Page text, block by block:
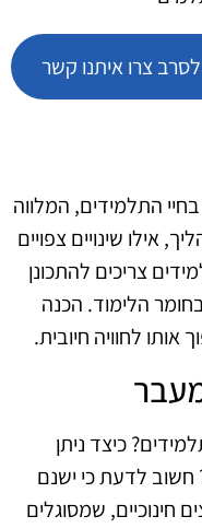
צרו איתנו קשר
התלמידים, המלווה
אילו שינויים צפויים
צריכים להתכונן
הלימוד. הכנה
לחוויה חיובית.
כיצד ניתן
לדעת כי ישנם
חינוכיים, שמסוגלים